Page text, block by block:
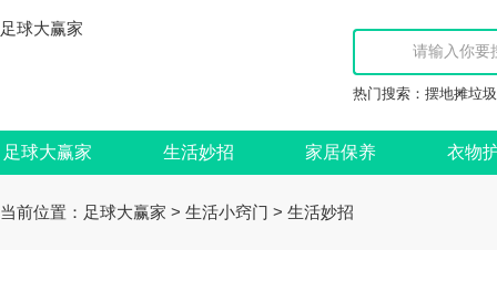
足球大赢家
热门搜索： 摆地摊垃
足球大赢家 生活妙招 家居保养 衣物
当前位置： 足球大赢家 > 生活小窍门 > 生活妙招